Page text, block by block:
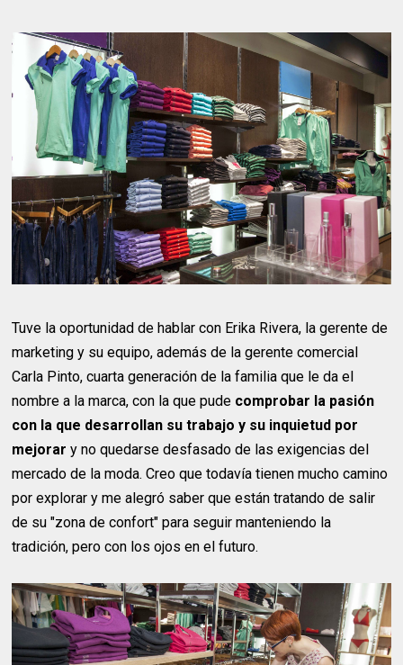
Tuve la oportunidad de hablar con Erika Rivera, la gerente de
marketing y su equipo, además de la gerente comercial
Carla Pinto, cuarta generación de la familia que le da el
nombre a la marca, con la que pude comprobar la pasión
con la que desarrollan su trabajo y su inquietud por
mejorary no quedarse desfasado de las exigencias del
mercado de la moda. Creo que todavía tienen mucho camino
por explorar y me alegró saber que están tratando de salir
de su "zona de confort" para seguir manteniendo la
tradición, pero con los ojos en el futuro.